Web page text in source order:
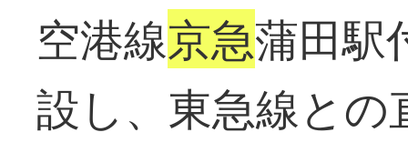
空港線京急蒲田駅
設し、東急線と